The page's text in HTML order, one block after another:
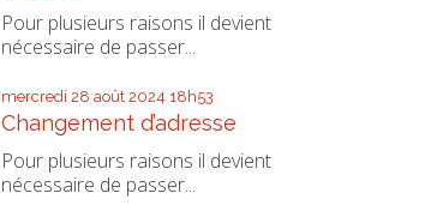
Pour plusieurs raisons il devient
nécessaire de passer...
mercredi 28 août 2024 18h53
Changement d’adresse
Pour plusieurs raisons il devient
nécessaire de passer...